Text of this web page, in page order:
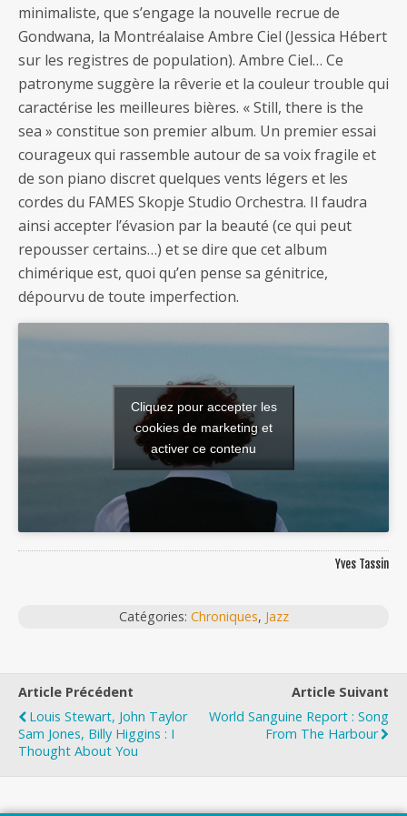
minimaliste, que s’engage la nouvelle recrue de
Gondwana, la Montréalaise Ambre Ciel (Jessica Hébert
sur les registres de population). Ambre Ciel… Ce
patronyme suggère la rêverie et la couleur trouble qui
caractérise les meilleures bières. « Still, there is the
sea » constitue son premier album. Un premier essai
courageux qui rassemble autour de sa voix fragile et
de son piano discret quelques vents légers et les
cordes du FAMES Skopje Studio Orchestra. Il faudra
ainsi accepter l’évasion par la beauté (ce qui peut
repousser certains…) et se dire que cet album
chimérique est, quoi qu’en pense sa génitrice,
dépourvu de toute imperfection.
Cliquez pour accepter les
cookies de marketing et
activer ce contenu
Yves Tassin
Catégories: Chroniques, Jazz
Article Précédent
Louis Stewart, John Taylor
Sam Jones, Billy Higgins : I
Thought About You
Article Suivant
World Sanguine Report : Song
From The Harbour